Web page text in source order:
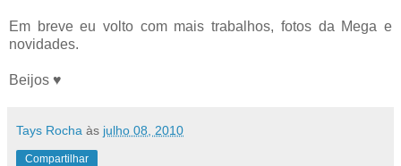
Em breve eu volto com mais trabalhos, fotos da Mega e
novidades.
Beijos ♥
Tays Rocha às julho 08, 2010
Compartilhar